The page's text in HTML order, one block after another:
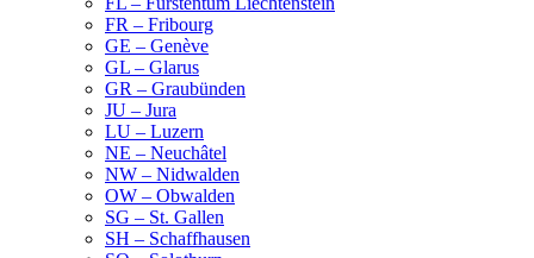
FR – Fribourg
GE – Genève
GL – Glarus
GR – Graubünden
JU – Jura
LU – Luzern
NE – Neuchâtel
NW – Nidwalden
OW – Obwalden
SG – St. Gallen
SH – Schaffhausen